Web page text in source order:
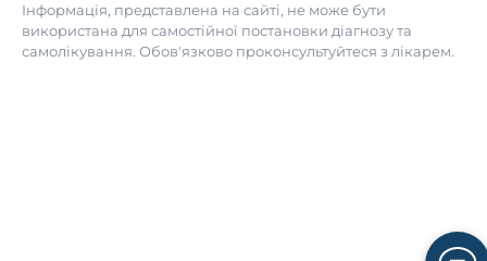
Інформація, представлена на сайті, не може бути
використана для самостійної постановки діагнозу та
самолікування. Обов'язково проконсультуйтеся з лікарем.